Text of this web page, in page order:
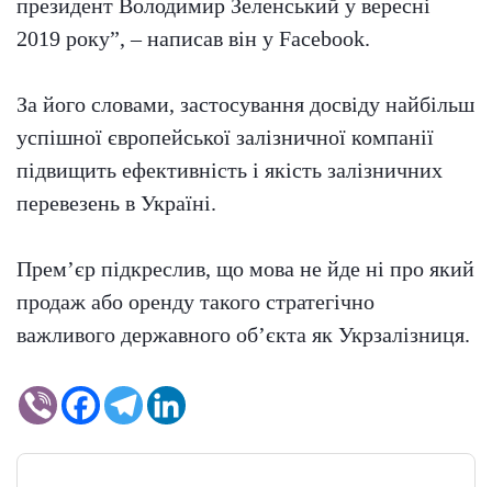
президент Володимир Зеленський у вересні
2019 року”, – написав він у Facebook.
За його словами, застосування досвіду найбільш
успішної європейської залізничної компанії
підвищить ефективність і якість залізничних
перевезень в Україні.
Прем’єр підкреслив, що мова не йде ні про який
продаж або оренду такого стратегічно
важливого державного об’єкта як Укрзалізниця.